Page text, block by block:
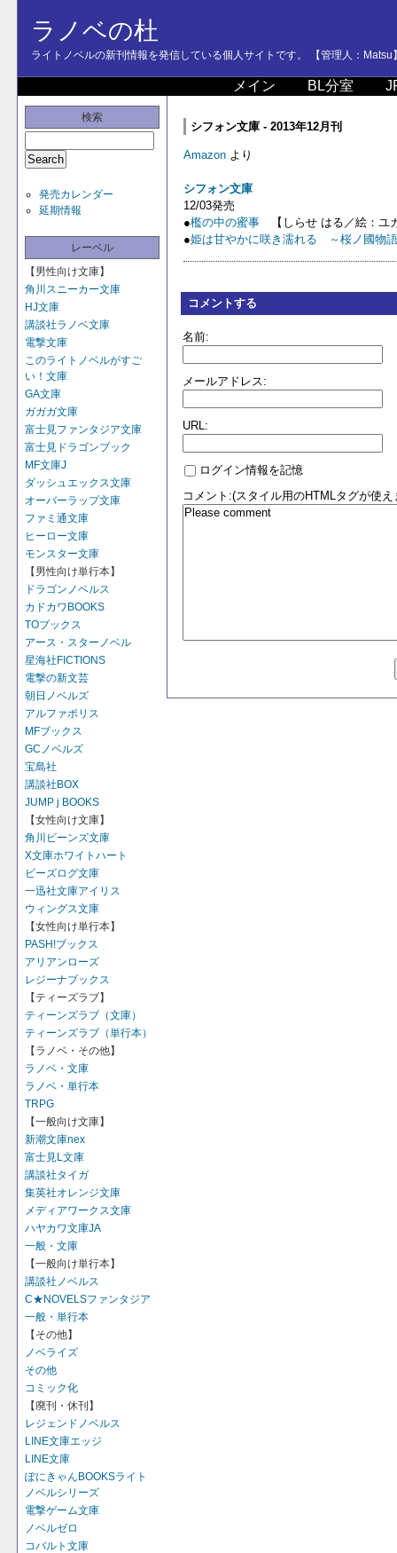
ラノベの杜
ライトノベルの新刊情報を発信している個人サイトです。 【管理人：Matsu
メイン BL分室
検索
発売カレンダー
延期情報
レーベル
【男性向け文庫】
角川スニーカー文庫
HJ文庫
講談社ラノベ文庫
電撃文庫
このライトノベルがすご
い！文庫
GA文庫
ガガガ文庫
富士見ファンタジア文庫
富士見ドラゴンブック
MF文庫J
ダッシュエックス文庫
オーバーラップ文庫
ファミ通文庫
ヒーロー文庫
モンスター文庫
【男性向け単行本】
ドラゴンノベルス
カドカワBOOKS
TOブックス
アース・スターノベル
星海社FICTIONS
電撃の新文芸
朝日ノベルズ
アルファポリス
MFブックス
GCノベルズ
宝島社
講談社BOX
JUMP j BOOKS
【女性向け文庫】
角川ビーンズ文庫
X文庫ホワイトハート
ビーズログ文庫
一迅社文庫アイリス
ウィングス文庫
【女性向け単行本】
PASH!ブックス
アリアンローズ
レジーナブックス
【ティーズラブ】
ティーンズラブ（文庫）
ティーンズラブ（単行本）
【ラノベ・その他】
ラノベ・文庫
ラノベ・単行本
TRPG
【一般向け文庫】
新潮文庫nex
富士見L文庫
講談社タイガ
集英社オレンジ文庫
メディアワークス文庫
ハヤカワ文庫JA
一般・文庫
【一般向け単行本】
講談社ノベルス
C★NOVELSファンタジア
一般・単行本
【その他】
ノベライズ
その他
コミック化
【廃刊・休刊】
レジェンドノベルス
LINE文庫エッジ
LINE文庫
ぽにきゃんBOOKSライト
ノベルシリーズ
電撃ゲーム文庫
ノベルゼロ
コバルト文庫
シフォン文庫 - 2013年12月刊
Amazon より
シフォン文庫
12/03発売
●檻の中の蜜事 【しらせ はる／絵：ユ
●姫は甘やかに咲き濡れる ～桜ノ國物
コメントする
名前:
メールアドレス:
URL:
ログイン情報を記憶
コメント:(スタイル用のHTMLタグが使え